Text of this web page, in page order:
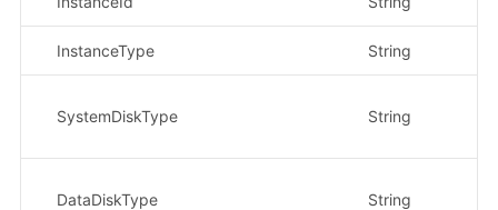
InstanceType String
SystemDiskType String
DataDiskType String